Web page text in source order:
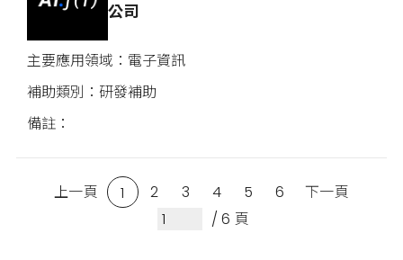
公司
電子資訊
研發補助
上一頁 1 2 3 4 5 6
下一頁
/ 6 頁